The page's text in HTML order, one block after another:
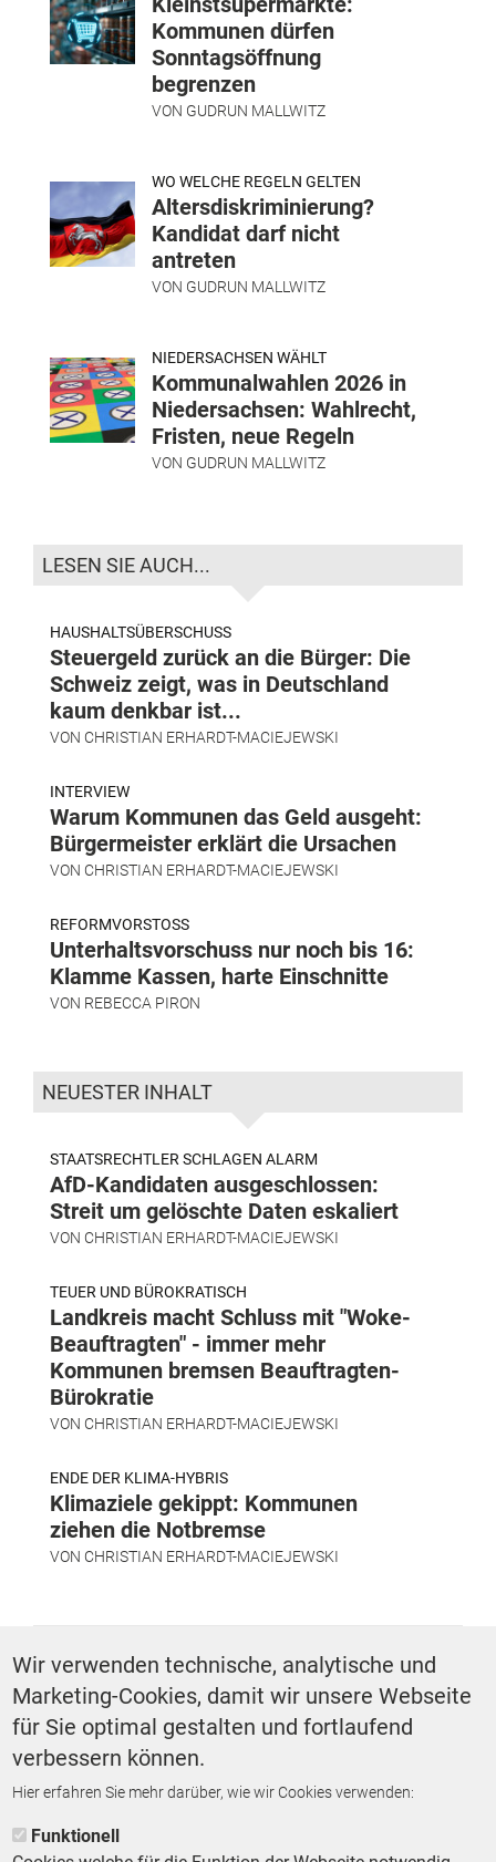
Kommunen dürfen
Sonntagsöffnung
begrenzen
VON GUDRUN MALLWITZ
WO WELCHE REGELN GELTEN
Altersdiskriminierung?
Kandidat darf nicht
antreten
VON GUDRUN MALLWITZ
NIEDERSACHSEN WÄHLT
Kommunalwahlen 2026 in
Niedersachsen: Wahlrecht,
Fristen, neue Regeln
VON GUDRUN MALLWITZ
LESEN SIE AUCH...
HAUSHALTSÜBERSCHUSS
Steuergeld zurück an die Bürger: Die
Schweiz zeigt, was in Deutschland
kaum denkbar ist...
VON CHRISTIAN ERHARDT-MACIEJEWSKI
INTERVIEW
Warum Kommunen das Geld ausgeht:
Bürgermeister erklärt die Ursachen
VON CHRISTIAN ERHARDT-MACIEJEWSKI
REFORMVORSTOSS
Unterhaltsvorschuss nur noch bis 16:
Klamme Kassen, harte Einschnitte
VON REBECCA PIRON
NEUESTER INHALT
STAATSRECHTLER SCHLAGEN ALARM
AfD-Kandidaten ausgeschlossen:
Streit um gelöschte Daten eskaliert
VON CHRISTIAN ERHARDT-MACIEJEWSKI
TEUER UND BÜROKRATISCH
Landkreis macht Schluss mit "Woke-
Beauftragten" - immer mehr
Kommunen bremsen Beauftragten-
Bürokratie
VON CHRISTIAN ERHARDT-MACIEJEWSKI
ENDE DER KLIMA-HYBRIS
Klimaziele gekippt: Kommunen
ziehen die Notbremse
VON CHRISTIAN ERHARDT-MACIEJEWSKI
Finanzen
ZURÜCK ZUR STARTSEITE
Wir verwenden technische, analytische und
Marketing-Cookies, damit wir unsere Webseite
für Sie optimal gestalten und fortlaufend
verbessern können.
Hier erfahren Sie mehr darüber, wie wir Cookies verwenden:
Funktionell